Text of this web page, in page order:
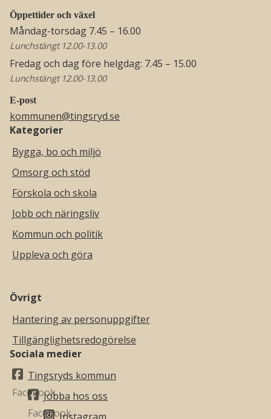
Öppettider och växel
Måndag-torsdag 7.45 – 16.00
Lunchstängt 12.00-13.00
Fredag och dag före helgdag: 7.45 – 15.00
Lunchstängt 12.00-13.00
E-post
kommunen@tingsryd.se
Kategorier
Bygga, bo och miljö
Omsorg och stöd
Förskola och skola
Jobb och näringsliv
Kommun och politik
Uppleva och göra
Övrigt
Hantering av personuppgifter
Tillgänglighetsredogörelse
Sociala medier
Tingsryds kommun
Jobba hos oss